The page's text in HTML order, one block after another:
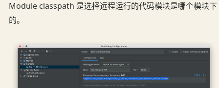
Module classpath 是选择远程运行的代码模块是哪个模块下
的。